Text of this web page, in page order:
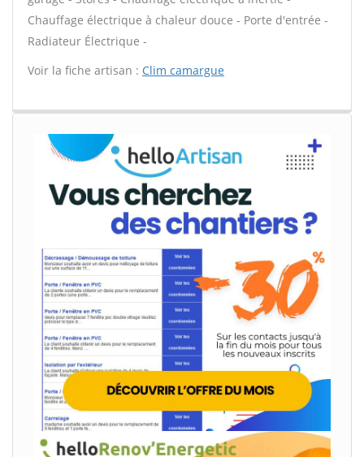
Chauffage électrique à chaleur douce - Porte d'entrée -
Radiateur Électrique -
Voir la fiche artisan : Clim camargue